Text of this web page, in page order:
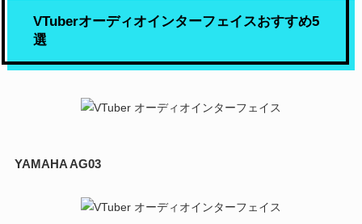
VTuberオーディオインターフェイスおすすめ5
選
YAMAHA AG03